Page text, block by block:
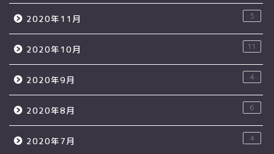
2020年11月 5
2020年10月 11
2020年9月 4
2020年8月 6
2020年7月 4